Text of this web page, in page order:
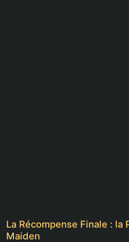
La Récompense Finale : la
Maiden